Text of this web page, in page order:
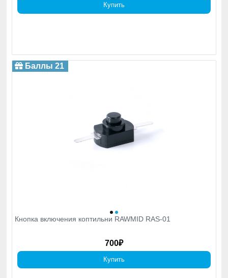
Купить
Кнопка включения коптильни RAWMID RAS-01
700₽
Баллы 21
Купить